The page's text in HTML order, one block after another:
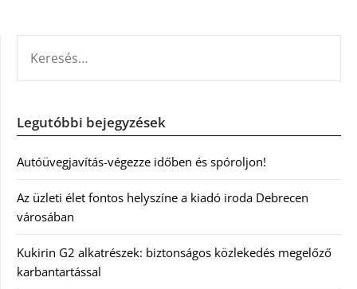
Legutóbbi bejegyzések
Autóüvegjavítás-végezze időben és spóroljon!
Az üzleti élet fontos helyszíne a kiadó iroda Debrecen
városában
Kukirin G2 alkatrészek: biztonságos közlekedés megelőző
karbantartással